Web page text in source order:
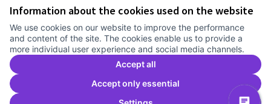
Information about the cookies used on the website
We use cookies on our website to improve the performance
and content of the site. The cookies enable us to provide a
more individual user experience and social media channels.
Accept all
Accept only essential
Cookie settings
Comunitat Canòdrom at Facebook
(External link)
Comunitat Canòdrom at Instagram
(External link)
Comunitat Canòdrom at YouTube
(External link)
English
Triar la llenguaElegir el idiomaChoose language